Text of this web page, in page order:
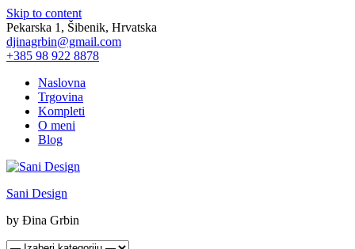
Skip to content
Pekarska 1, Šibenik, Hrvatska
djinagrbin@gmail.com
+385 98 922 8878
Naslovna
Trgovina
Kompleti
O meni
Blog
Sani Design
by Đina Grbin